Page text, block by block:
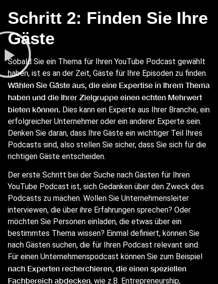
Schritt 2: Finden Sie Ihre
Gäste
Sobald Sie ein Thema für Ihren YouTube Podcast gewählt
haben, ist es an der Zeit, Gäste für Ihre Episoden zu finden.
Wählen Sie Gäste aus, die eine Expertise in Ihrem Thema
haben und die Ihrer Zielgruppe einen echten Mehrwert
bieten können. Dies kann ein Experte aus Ihrer Branche, ein
erfolgreicher Unternehmer oder ein anderer Experte sein.
Denken Sie daran, dass Ihre Gäste ein wichtiger Teil Ihres
Podcasts sind, also stellen Sie sicher, dass Sie sich für die
richtigen Gäste entscheiden.
Der erste Schritt bei der Suche nach Gästen für Ihren
YouTube Podcast ist, sich Gedanken über den Zweck des
Podcasts zu machen. Wollen Sie Unternehmensleiter
interviewen, die über ihre Erfahrungen sprechen? Oder
möchten Sie Personen einladen, die etwas über ein
bestimmtes Thema wissen? Einmal definiert, können Sie
nach Gästen suchen, die für Ihren Podcast relevant sind.
Für einen Unternehmenspodcast können Sie zum Beispiel
nach Experten recherchieren, die einen speziellen
Fachbereich abdecken, wie z.B. Entrepreneurship,